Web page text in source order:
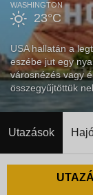
23°C
WASHINGTON
USA hallatán a
eszébe jut egy
városnézés vagy
összegyűjtöttük
Utazások